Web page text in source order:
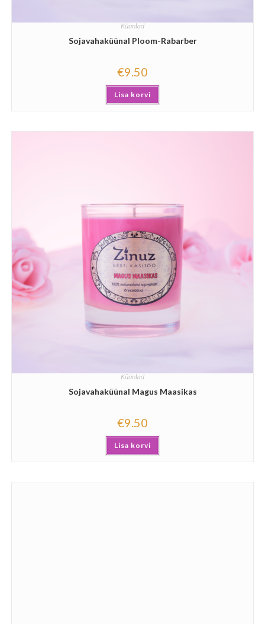
Küünlad
Sojavahaküünal Ploom-Rabarber
€9.50
Lisa korvi
Küünlad
Sojavahaküünal Magus Maasikas
€9.50
Lisa korvi